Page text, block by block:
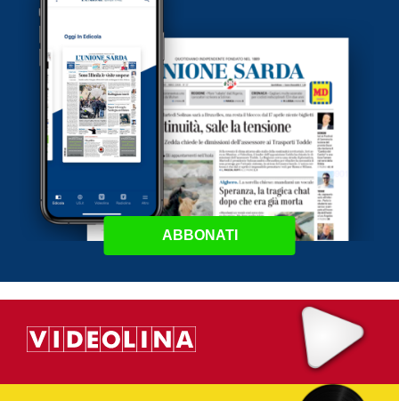
ABBONATI